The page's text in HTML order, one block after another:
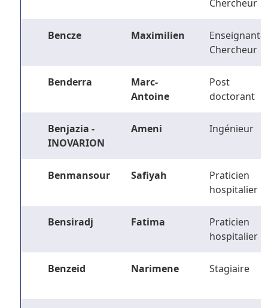
Chercheur
Bencze Maximilien
Enseignant-
Chercheur
Benderra
Marc-
Antoine
Post
doctorant
Benjazia -
INOVARION
Ameni Ingénieur
Benmansour Safiyah
Praticien
hospitalier
Bensiradj Fatima
Praticien
hospitalier
Benzeid Narimene Stagiaire